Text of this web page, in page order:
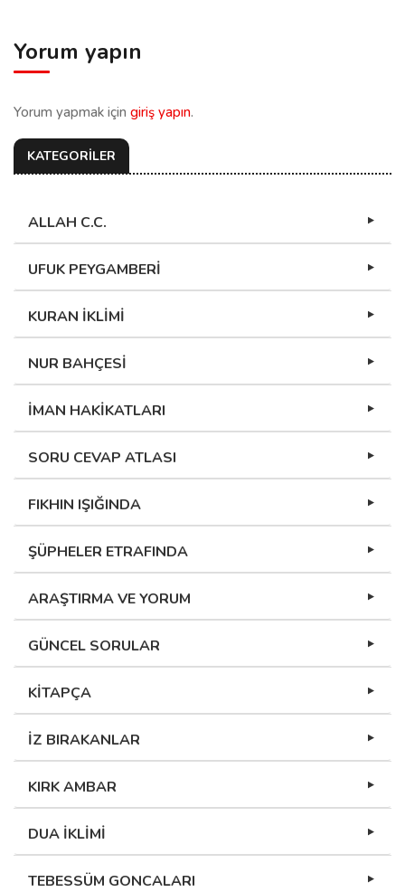
Yorum yapın
Yorum yapmak için giriş yapın.
KATEGORİLER
ALLAH C.C.
UFUK PEYGAMBERİ
KURAN İKLİMİ
NUR BAHÇESİ
İMAN HAKİKATLARI
SORU CEVAP ATLASI
FIKHIN IŞIĞINDA
ŞÜPHELER ETRAFINDA
ARAŞTIRMA VE YORUM
GÜNCEL SORULAR
KİTAPÇA
İZ BIRAKANLAR
KIRK AMBAR
DUA İKLİMİ
TEBESSÜM GONCALARI